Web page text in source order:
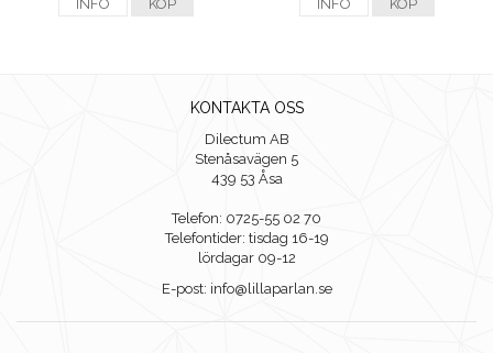
INFO KÖP INFO KÖP
KONTAKTA OSS
Dilectum AB
Stenåsavägen 5
439 53 Åsa
Telefon: 0725-55 02 70
Telefontider: tisdag 16-19
lördagar 09-12
E-post: info@lillaparlan.se